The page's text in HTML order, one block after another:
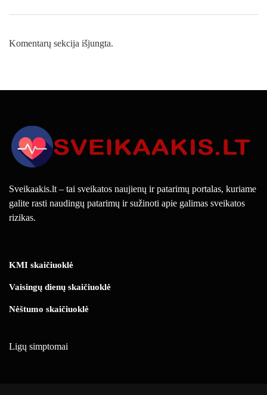
Komentarų sekcija išjungta.
Sveikaakis.lt – tai sveikatos naujienų ir patarimų portalas, kuriame
galite rasti naudingų patarimų ir sužinoti apie galimas sveikatos
rizikas.
KMI skaičiuoklė
Vaisingų dienų skaičiuoklė
Nėštumo skaičiuoklė
Ligų simptomai